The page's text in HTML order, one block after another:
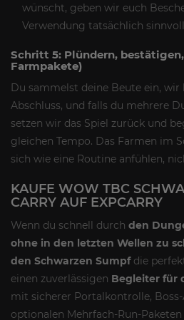
wünscht, geben wir euch
Verwendung tatsächlich
Schritt 5: Plündern,
Farmpakete)
Du sammelst deine Beute ein, wir
Abschluss, und falls du mehrere
setzen wir das Spiel zurück und
gleichen Tempo. Das Farmen im
sich wie eine Routine anfühlen,
KAUFE WOW TBC
CARRY AUF EXPCARRY
Wenn du schnell durch den
ohne in den letzten Wellen zu
den Schwarzen Sumpfdie
einen zuverlässigen Begleiter für
mit sicherer Portalkontrolle,
optionalen Mehrfach-Run-